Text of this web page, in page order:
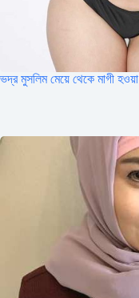
ভদ্র মুসলিম মেয়ে থেকে মাগী হওয়া